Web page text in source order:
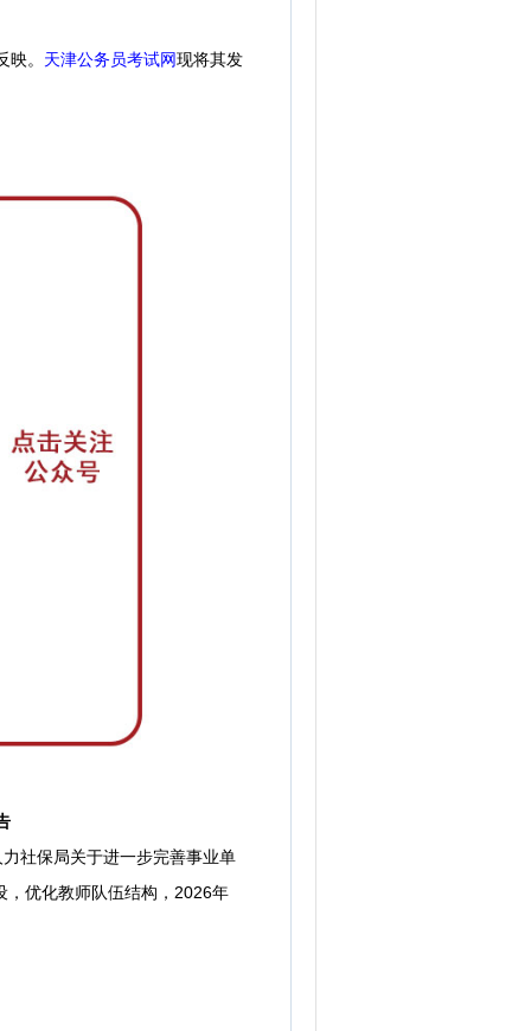
。 天津公务员考试网现将其发
社保局关于进一步完善事业单
，优化教师队伍结构，2026年